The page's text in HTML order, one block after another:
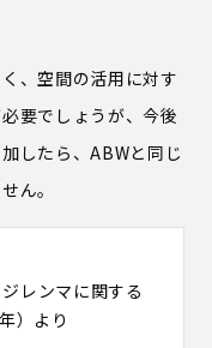
、空間の活用に対す
要でしょうが、今後
したら、ABWと同じ
ん。
レンマに関する
）より